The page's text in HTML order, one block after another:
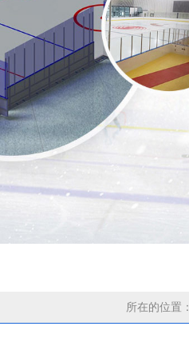
所在的位置：